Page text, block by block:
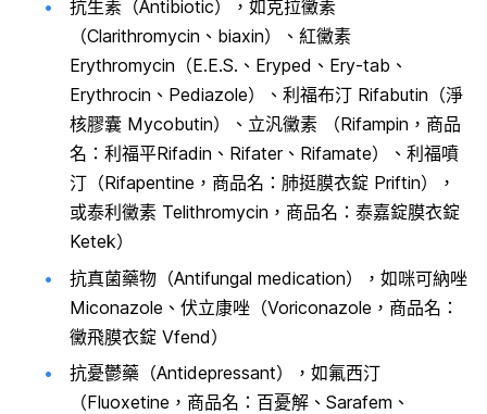
抗生素（Antibiotic），如克拉黴素
（Clarithromycin、biaxin）、紅黴素
Erythromycin（E.E.S.、Eryped、Ery-tab、
Erythrocin、Pediazole）、利福布汀 Rifabutin（淨
核膠囊 Mycobutin）、立汎黴素 （Rifampin，商品
名：利福平Rifadin、Rifater、Rifamate）、利福噴
汀（Rifapentine，商品名：肺挺膜衣錠 Priftin），
或泰利黴素 Telithromycin，商品名：泰嘉錠膜衣錠
Ketek）
抗真菌藥物（Antifungal medication），如咪可納唑
Miconazole、伏立康唑（Voriconazole，商品名：
黴飛膜衣錠 Vfend）
抗憂鬱藥（Antidepressant），如氟西汀
（Fluoxetine，商品名：百憂解、Sarafem、